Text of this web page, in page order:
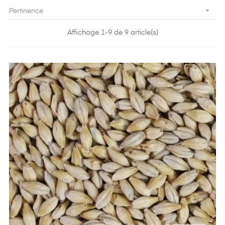
Pertinence 
Affichage 1-9 de 9 article(s)